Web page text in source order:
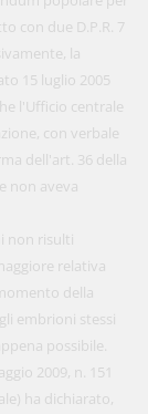
con due D.P.R. 7
la
15 luglio 2005
l'Ufficio centrale
con verbale
dell'art. 36 della
non aveva
non risulti
relativa
della
embrioni stessi
possibile.
2009, n. 151
ha dichiarato,